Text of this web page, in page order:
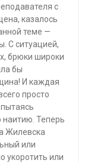
с
ка­залось
теме —
С ситуацией,
брюки широки
бы
И каждая
просто
наитию. Теперь
Жилевска
или
укоротить или